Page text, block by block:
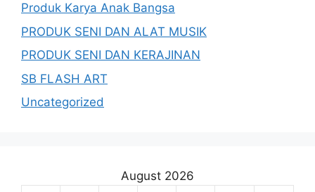
Produk Karya Anak Bangsa
PRODUK SENI DAN ALAT MUSIK
PRODUK SENI DAN KERAJINAN
SB FLASH ART
Uncategorized
August 2026